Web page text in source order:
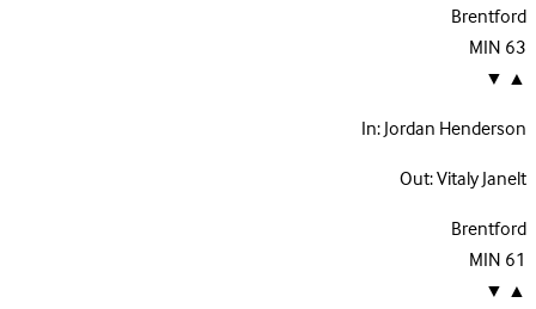
Brentford
63
MIN
▲
▼
In:Jordan Henderson
Out:Vitaly Janelt
Brentford
61
MIN
▲
▼